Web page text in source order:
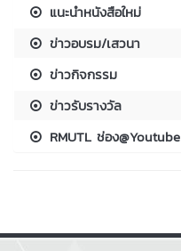
แนะนำหนังสือใหม่
ข่าวอบรม/เสวนา
ข่าวกิจกรรม
ข่าวรับรางวัล
RMUTL ช่อง@Youtube